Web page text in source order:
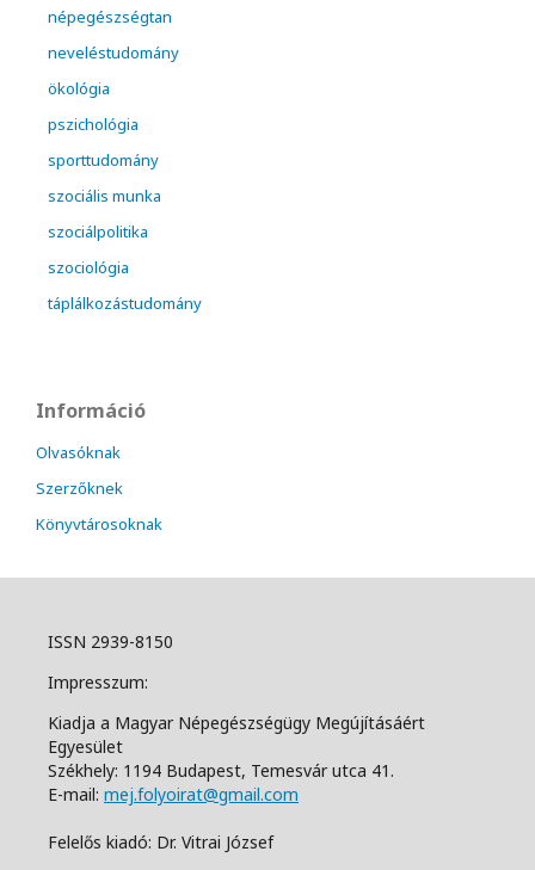
népegészségtan
neveléstudomány
ökológia
pszichológia
sporttudomány
szociális munka
szociálpolitika
szociológia
táplálkozástudomány
Információ
Olvasóknak
Szerzőknek
Könyvtárosoknak
ISSN 2939-8150
Impresszum:
Kiadja a Magyar Népegészségügy Megújításáért
Egyesület
Székhely: 1194 Budapest, Temesvár utca 41.
E-mail: mej.folyoirat@gmail.com
Felelős kiadó: Dr. Vitrai József